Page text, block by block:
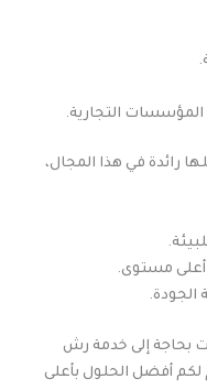
التجارية.
رائدة في هذا المجال،
مستوى.
الجودة.
بحاجة إلى خدمة رش
لكم أفضل الحلول بأعلى